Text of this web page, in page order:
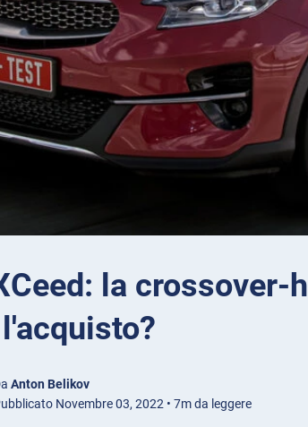
la crossover-
Anton Belikov
Novembre 03, 2022 • 7m da leggere